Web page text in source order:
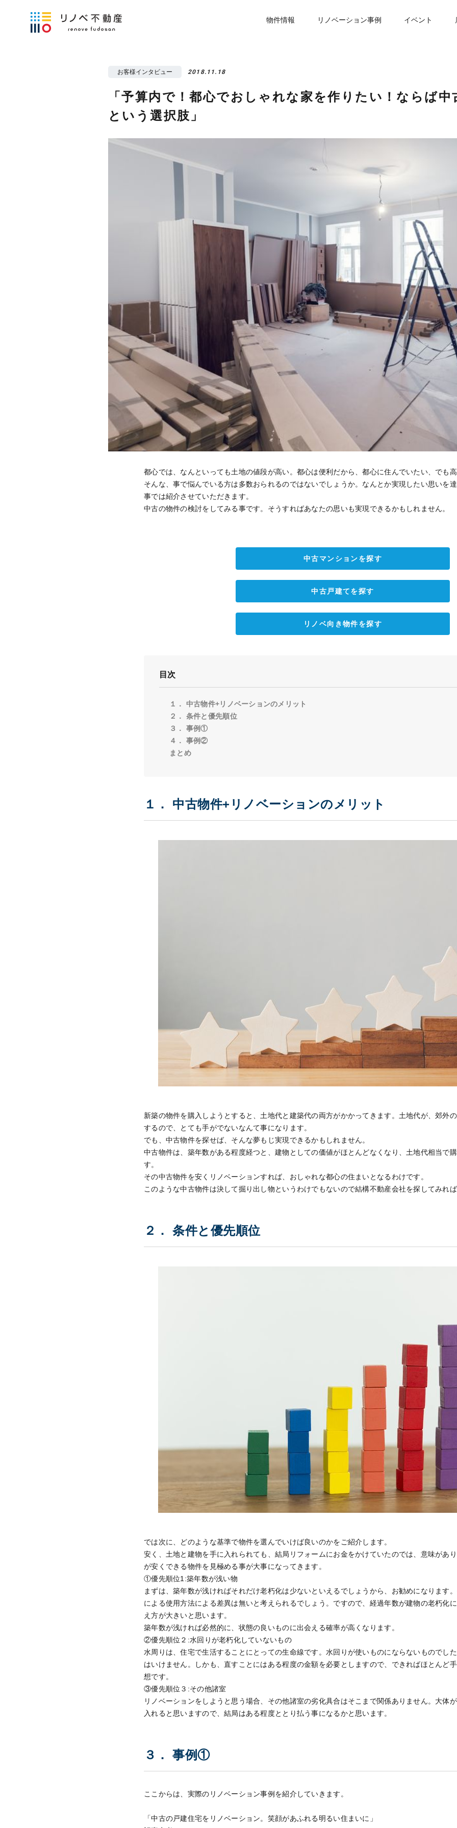
物件情報 リノベーション事例 イベント
お客様インタビュー 2018.11.18
「予算内で！都心でおしゃれな家を作りたい！ならば
という選択肢」
都心では、なんといっても土地の値段が高い。都心は便利だから、都心に住んでいたい、でも高
そんな、事で悩んでいる方は多数おられるのではないでしょうか。なんとか実現したい思いを
事では紹介させていただきます。
中古の物件の検討をしてみる事です。そうすればあなたの思いも実現できるかもしれません。
中古マンションを探す
中古戸建てを探す
リノベ向き物件を探す
目次
１． 中古物件+リノベーションのメリット
２． 条件と優先順位
３． 事例①
４． 事例②
まとめ
１． 中古物件+リノベーションのメリット
新築の物件を購入しようとすると、土地代と建築代の両方がかかってきます。土地代が、郊外
するので、とても手がでないなんて事になります。
でも、中古物件を探せば、そんな夢もじ実現できるかもしれません。
中古物件は、築年数がある程度経つと、建物としての価値がほとんどなくなり、土地代相当で
す。
その中古物件を安くリノベーションすれば、おしゃれな都心の住まいとなるわけです。
このような中古物件は決して掘り出し物というわけでもないので結構不動産会社を探してみれば
２． 条件と優先順位
では次に、どのような基準で物件を選んでいけば良いのかをご紹介します。
安く、土地と建物を手に入れられても、結局リフォームにお金をかけていたのでは、意味があ
が安くできる物件を見極める事が大事になってきます。
①優先順位1:築年数が浅い物
まずは、築年数が浅ければそれだけ老朽化は少ないといえるでしょうから、お勧めになります
による使用方法による差異は無いと考えられるでしょう。ですので、経過年数が建物の老朽化
え方が大きいと思います。
築年数が浅ければ必然的に、状態の良いものに出会える確率が高くなります。
②優先順位２:水回りが老朽化していないもの
水周りは、住宅で生活することにとっての生命線です。水回りが使いものにならないものでし
はいけません。しかも、直すことにはある程度の金額を必要としますので、できればほとんど
想です。
③優先順位３:その他諸室
リノベーションをしようと思う場合、その他諸室の劣化具合はそこまで関係ありません。大体
入れると思いますので、結局はある程度ととり払う事になるかと思います。
３． 事例①
ここからは、実際のリノベーション事例を紹介していきます。
「中古の戸建住宅をリノベーション。笑顔があふれる明るい住まいに」